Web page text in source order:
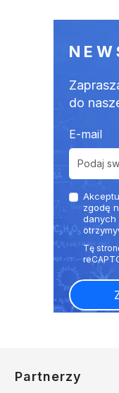
do
E-mail
zgodę
danych
Partnerzy